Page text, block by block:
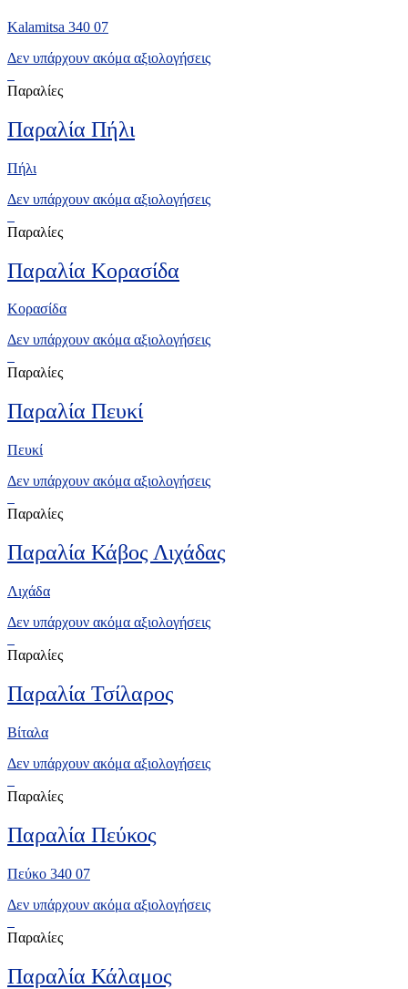
Kalamitsa 340 07
Δεν υπάρχουν ακόμα αξιολογήσεις
Παραλίες
Παραλία Πήλι
Πήλι
Δεν υπάρχουν ακόμα αξιολογήσεις
Παραλίες
Παραλία Κορασίδα
Κορασίδα
Δεν υπάρχουν ακόμα αξιολογήσεις
Παραλίες
Παραλία Πευκί
Πευκί
Δεν υπάρχουν ακόμα αξιολογήσεις
Παραλίες
Παραλία Κάβος Λιχάδας
Λιχάδα
Δεν υπάρχουν ακόμα αξιολογήσεις
Παραλίες
Παραλία Τσίλαρος
Βίταλα
Δεν υπάρχουν ακόμα αξιολογήσεις
Παραλίες
Παραλία Πεύκος
Πεύκο 340 07
Δεν υπάρχουν ακόμα αξιολογήσεις
Παραλίες
Παραλία Κάλαμος